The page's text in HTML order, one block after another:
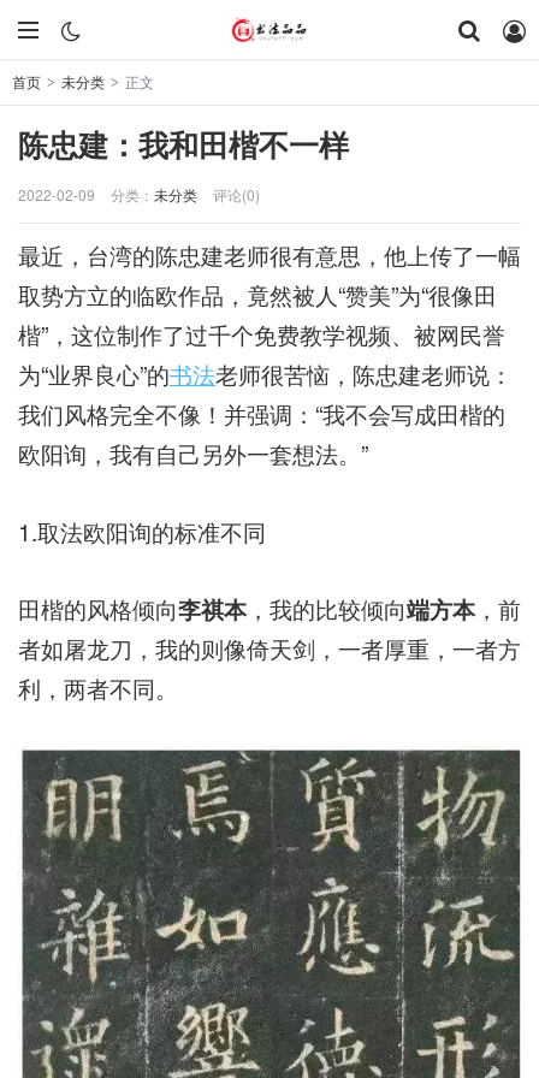
首页 > 未分类 > 正文
陈忠建：我和田楷不一样
2022-02-09 分类： 未分类 评论(0)
最近，台湾的陈忠建老师很有意思，他上传了一幅
取势方立的临欧作品，竟然被人“赞美”为“很像田
楷”，这位制作了过千个免费教学视频、被网民誉
为“业界良心”的书法老师很苦恼，陈忠建老师说：
我们风格完全不像！并强调：“我不会写成田楷的
欧阳询，我有自己另外一套想法。”
1.取法欧阳询的标准不同
田楷的风格倾向李祺本 ，我的比较倾向端方本 ，前
者如屠龙刀，我的则像倚天剑，一者厚重，一者方
利，两者不同。